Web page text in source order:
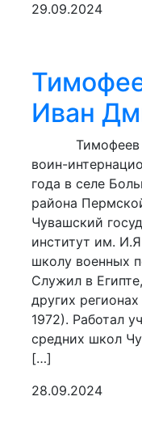
29.09.2024
Иван
Тимофеев
воин-
года в селе
района
Чувашский
институт им.
школу военных
Служил в
других
1972). Работал
средних школ
[…]
28.09.2024